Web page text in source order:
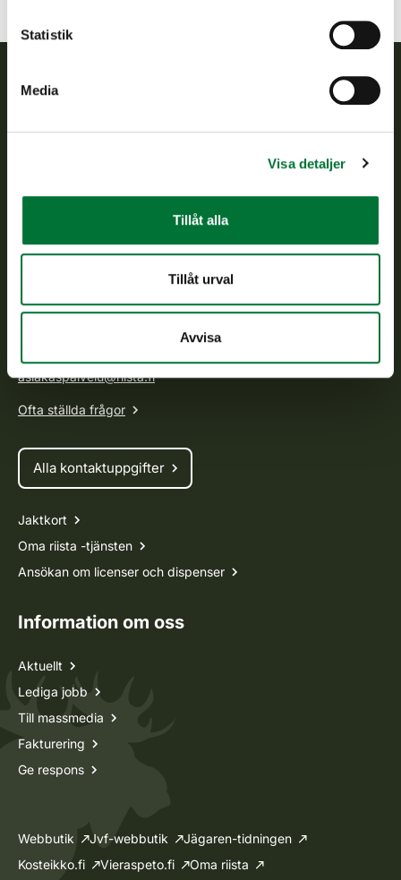
Statistik
Media
Visa detaljer
Tillåt alla
Tillåt urval
Avvisa
jaktvårdsföreningarnas verksamhet, ser till att viltpolitiken
tel. 029 431 2001
asiakaspalvelu@riista.fi
Ofta ställda frågor
Alla kontaktuppgifter
Jaktkort
Oma riista -tjänsten
Ansökan om licenser och dispenser
Information om oss
Aktuellt
Lediga jobb
Till massmedia
Fakturering
Ge respons
Webbutik Jvf-webbutik
Jägaren-tidningen
Kosteikko.fi
Vieraspeto.fi Oma riista